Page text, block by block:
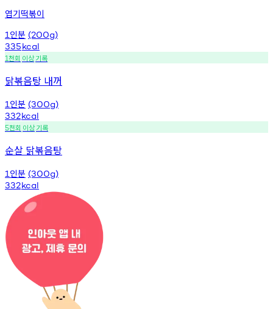
엽기떡볶이
1 인분 (200g)
335kcal
1천회 이상기록
닭볶음탕 내꺼
1 인분 (300g)
332kcal
5천회 이상기록
순살 닭볶음탕
1 인분 (300g)
332kcal